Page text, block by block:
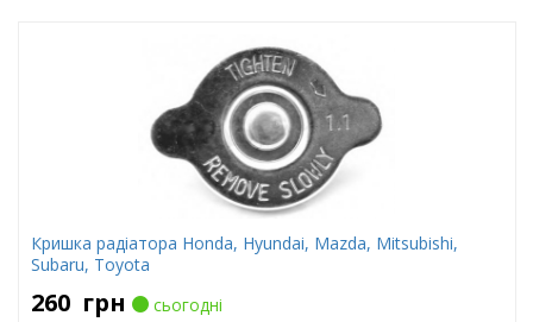
Кришка радіатора Honda, Hyundai, Mazda, Mitsubishi,
Subaru, Toyota
260 грн
сьогодні